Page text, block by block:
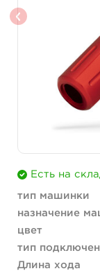
Есть на
тип машинки
назначение
цвет
тип
Длина хода